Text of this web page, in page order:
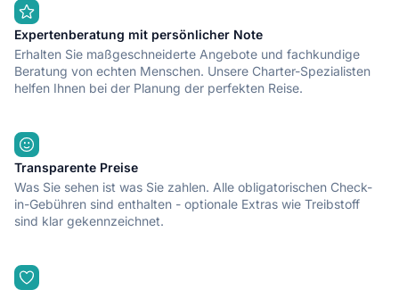
Expertenberatung mit persönlicher Note
Erhalten Sie maßgeschneiderte Angebote und fachkundige
Beratung von echten Menschen. Unsere Charter-Spezialisten
helfen Ihnen bei der Planung der perfekten Reise.
Transparente Preise
Was Sie sehen ist was Sie zahlen. Alle obligatorischen Check-
in-Gebühren sind enthalten - optionale Extras wie Treibstoff
sind klar gekennzeichnet.